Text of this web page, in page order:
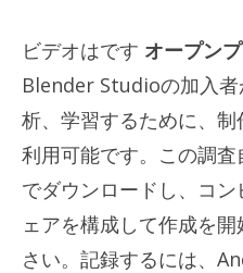
ビデオはです オープンプ
Blender Studioの加入
析、学習するために、
利用可能です。この調
でダウンロードし、コ
ェアを構成して作成を
さい。記録するには、